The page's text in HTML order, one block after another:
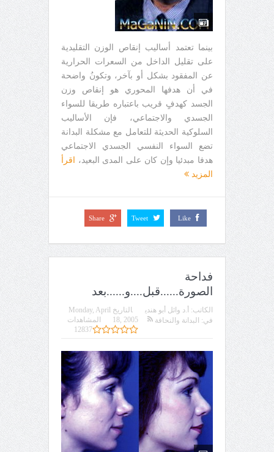
بينما تعتمد أساليب إنقاص الوزن التقليدية
على تقليل الداخل من السعرات الحرارية
عن المفقود بشكل أو بآخر، وتكونُ واضحة
في أن هدفها المحوري هو إنقاص وزن
الجسد كهدفٍ قريب باعتباره طريقا للسواء
الجسدي والاجتماعي، فإن الأساليب
السلوكية الحديثة للتعامل مع مشكلة البدانة
تضع السواء النفسي الجسدي الاجتماعي
هدفا مبدئيا وإن كان على المدى البعيد،
اقرأ
المزيد
Like
Tweet
Share
فداحة
الصورة......قبل....و......بعد
الكاتب: أ.د وائل أبو هندي التاريخ Monday, April
18, 2005
في: البدانة والنحافة
المشاهدات
12837